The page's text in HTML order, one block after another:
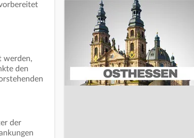
werden,
den
der